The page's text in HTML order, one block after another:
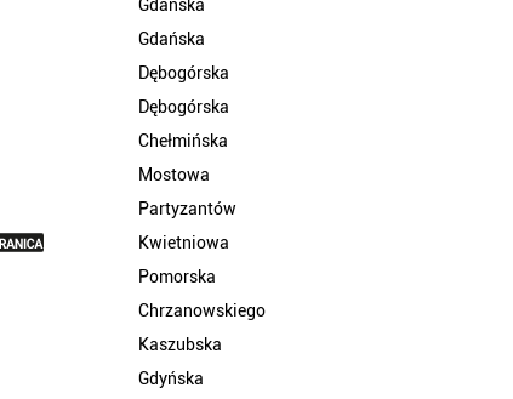
Gdańska
Gdańska
Dębogórska
Dębogórska
Chełmińska
Mostowa
Partyzantów
Kwietniowa
Pomorska
Chrzanowskiego
Kaszubska
Gdyńska